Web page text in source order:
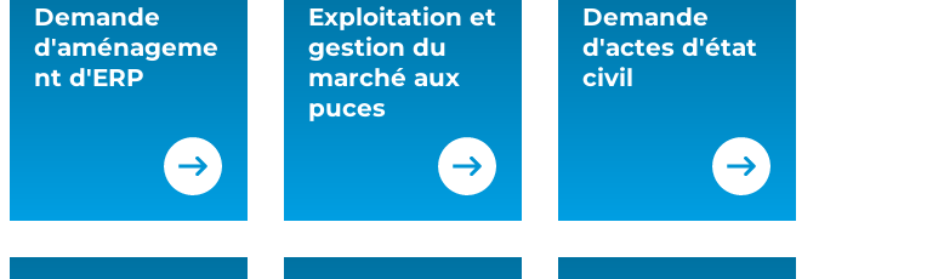
Demande
d'aménageme
nt d'ERP
Exploitation et
gestion du
marché aux
puces
Demande
d'actes d'état
civil